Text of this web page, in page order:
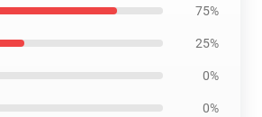
75%
25%
0%
0%